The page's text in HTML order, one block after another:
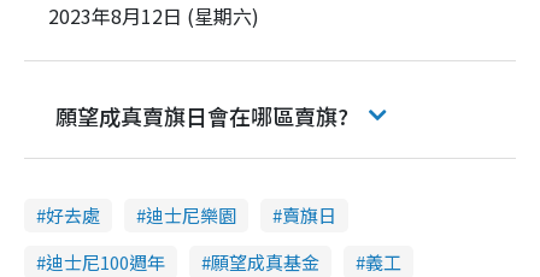
2023年8月12日 (星期六)
願望成真賣旗日會在哪區賣旗?
好去處 迪士尼樂園
賣旗日
迪士尼100週年
願望成真基金
義工